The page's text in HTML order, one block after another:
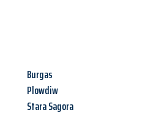
Burgas
Plowdiw
Stara Sagora